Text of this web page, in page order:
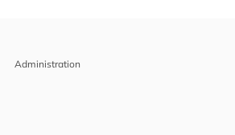
Administration